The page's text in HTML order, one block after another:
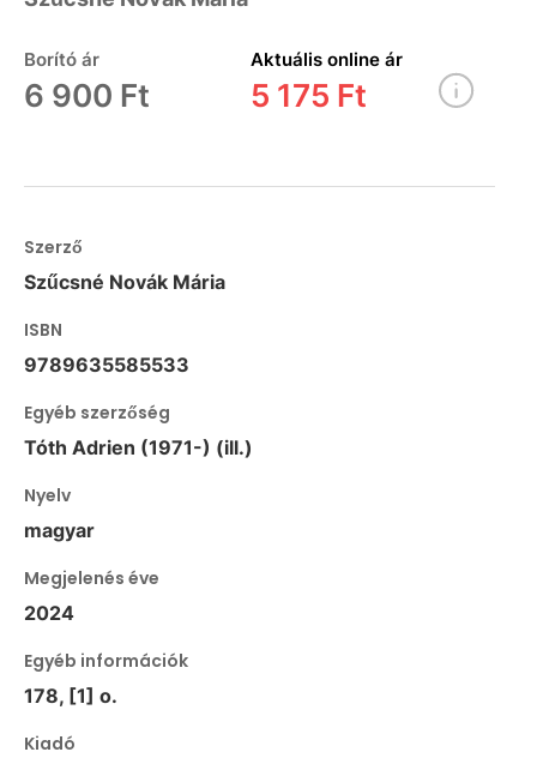
Borító ár
6 900 Ft
Aktuális online ár
5 175 Ft
Szerző
Szűcsné Novák Mária
ISBN
9789635585533
Egyéb szerzőség
Tóth Adrien (1971-) (ill.)
Nyelv
magyar
Megjelenés éve
2024
Egyéb információk
178, [1] o.
Kiadó